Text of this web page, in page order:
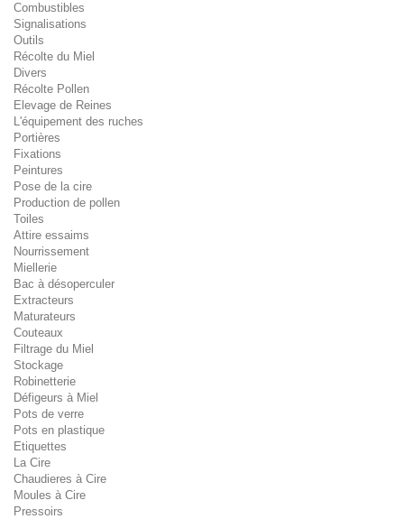
Combustibles
Signalisations
Outils
Récolte du Miel
Divers
Récolte Pollen
Elevage de Reines
L'équipement des ruches
Portières
Fixations
Peintures
Pose de la cire
Production de pollen
Toiles
Attire essaims
Nourrissement
Miellerie
Bac à désoperculer
Extracteurs
Maturateurs
Couteaux
Filtrage du Miel
Stockage
Robinetterie
Défigeurs à Miel
Pots de verre
Pots en plastique
Etiquettes
La Cire
Chaudieres à Cire
Moules à Cire
Pressoirs